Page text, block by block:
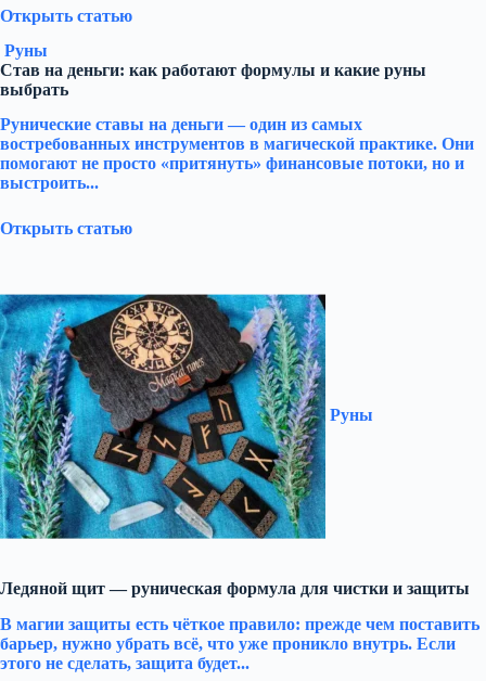
Открыть статью
Руны
Став на деньги: как работают формулы и какие руны
выбрать
Рунические ставы на деньги — один из самых
востребованных инструментов в магической практике. Они
помогают не просто «притянуть» финансовые потоки, но и
выстроить...
Открыть статью
Руны
Ледяной щит — руническая формула для чистки и защиты
В магии защиты есть чёткое правило: прежде чем поставить
барьер, нужно убрать всё, что уже проникло внутрь. Если
этого не сделать, защита будет...